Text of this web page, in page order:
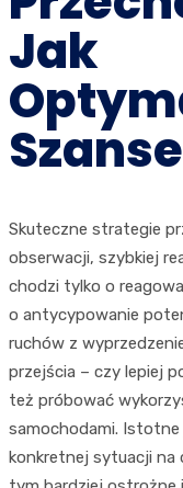
Jak
Skuteczne strategie
obserwacji, szybkiej
chodzi tylko o
o antycypowanie
ruchów z
przejścia – czy lepiej
też próbować
samochodami.
konkretnej sytuacji na